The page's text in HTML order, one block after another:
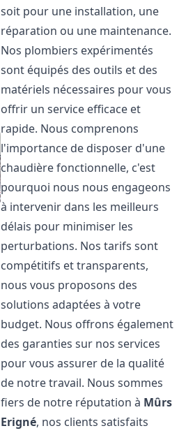
soit pour une installation, une
réparation ou une maintenance.
Nos plombiers expérimentés
sont équipés des outils et des
matériels nécessaires pour vous
offrir un service efficace et
rapide. Nous comprenons
l'importance de disposer d'une
chaudière fonctionnelle, c'est
pourquoi nous nous engageons
à intervenir dans les meilleurs
délais pour minimiser les
perturbations. Nos tarifs sont
compétitifs et transparents,
nous vous proposons des
solutions adaptées à votre
budget. Nous offrons également
des garanties sur nos services
pour vous assurer de la qualité
de notre travail. Nous sommes
fiers de notre réputation à Mûrs
Erigné, nos clients satisfaits